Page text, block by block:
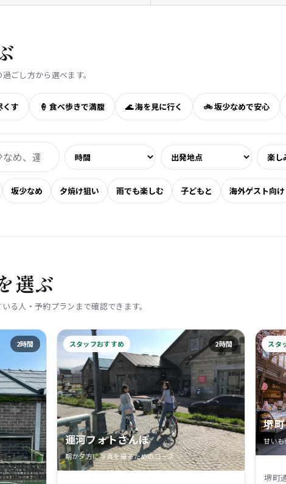
ごし方から選べます。
くす 🍦 食べ歩きで満腹 🌊 海を見に行く 🚲 坂少なめで安心
坂少なめ 夕焼け狙い 雨でも楽しむ 子どもと 海外ゲスト向け
選ぶ
る人・予約プランまで確認できます。
2時間 スタッフおすすめ 2時間
運河フォトさんぽ
朝か夕方に写真を撮るためのコース
スタ
堺
甘い
堺町